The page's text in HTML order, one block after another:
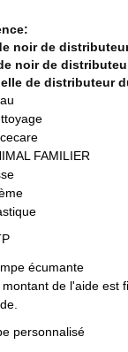
noir de
noir de
de distributeur
FAMILIER
écumante
montant de l'aide est
personnalisé